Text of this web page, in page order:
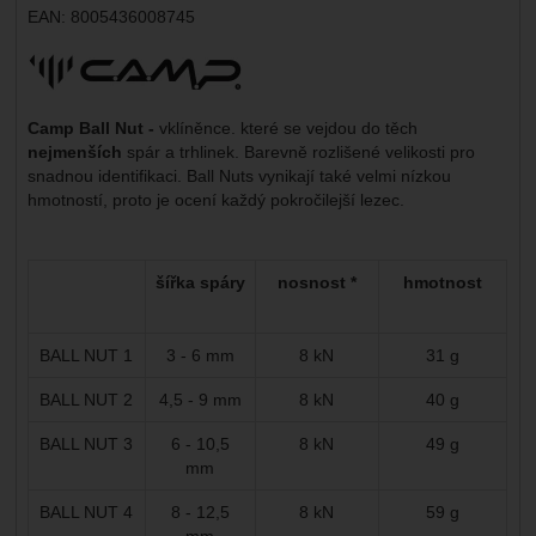
EAN: 8005436008745
Výrobce:
Camp Ball Nut - vklíněnce. které se vejdou do těch
nejmenších spár a trhlinek. Barevně rozlišené velikosti pro
snadnou identifikaci. Ball Nuts vynikají také velmi nízkou
hmotností, proto je ocení každý pokročilejší lezec.
šířka spáry nosnost * hmotnost
BALL NUT 1 3 - 6 mm 8 kN 31 g
BALL NUT 2 4,5 - 9 mm 8 kN 40 g
BALL NUT 3
6 - 10,5
mm
8 kN 49 g
BALL NUT 4
8 - 12,5
8 kN 59 g